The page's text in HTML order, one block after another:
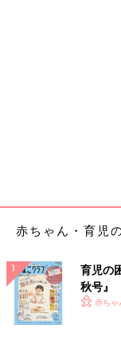
赤ちゃん・育児
育児の
秋号』
いっぱ
赤ちゃ